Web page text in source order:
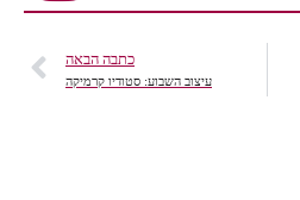
כתבה הבאה
עיצוב השבוע: סטודיו קרמיקה